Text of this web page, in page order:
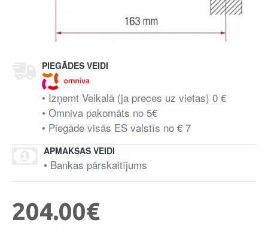
PIEGĀDES VEIDI
• Izņemt Veikalā (ja preces uz vietas) 0 €
• Omniva pakomāts no 5€
• Piegāde visās ES valstīs no € 7
APMAKSAS VEIDI
• Bankas pārskaitījums
204.00€